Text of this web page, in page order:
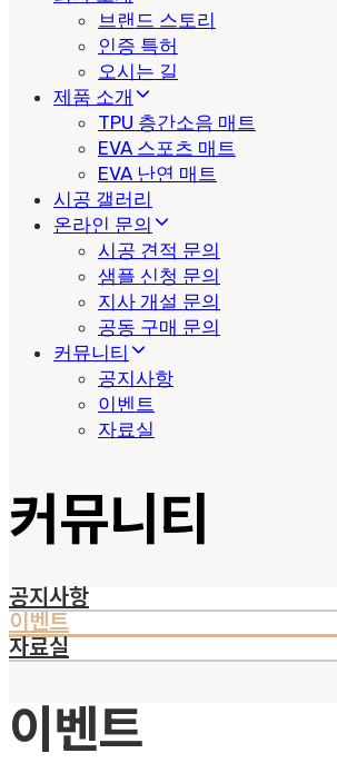
브랜드 스토리
인증 특허
오시는 길
제품 소개
TPU 층간소음 매트
EVA 스포츠 매트
EVA 난연 매트
시공 갤러리
온라인 문의
시공 견적 문의
샘플 신청 문의
지사 개설 문의
공동 구매 문의
커뮤니티
공지사항
이벤트
자료실
커뮤니티
공지사항
이벤트
자료실
이벤트